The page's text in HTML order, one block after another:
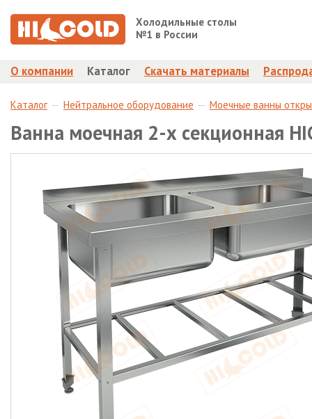
Холодильные столы
№1 в России
О компании Каталог Скачать материалы
Каталог Нейтральное оборудование Моечные ванны
Ванна моечная 2-х секционная